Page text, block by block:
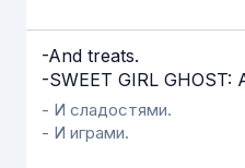
-And treats.
-SWEET GIRL GHOST:
- И сладостями.
- И играми.